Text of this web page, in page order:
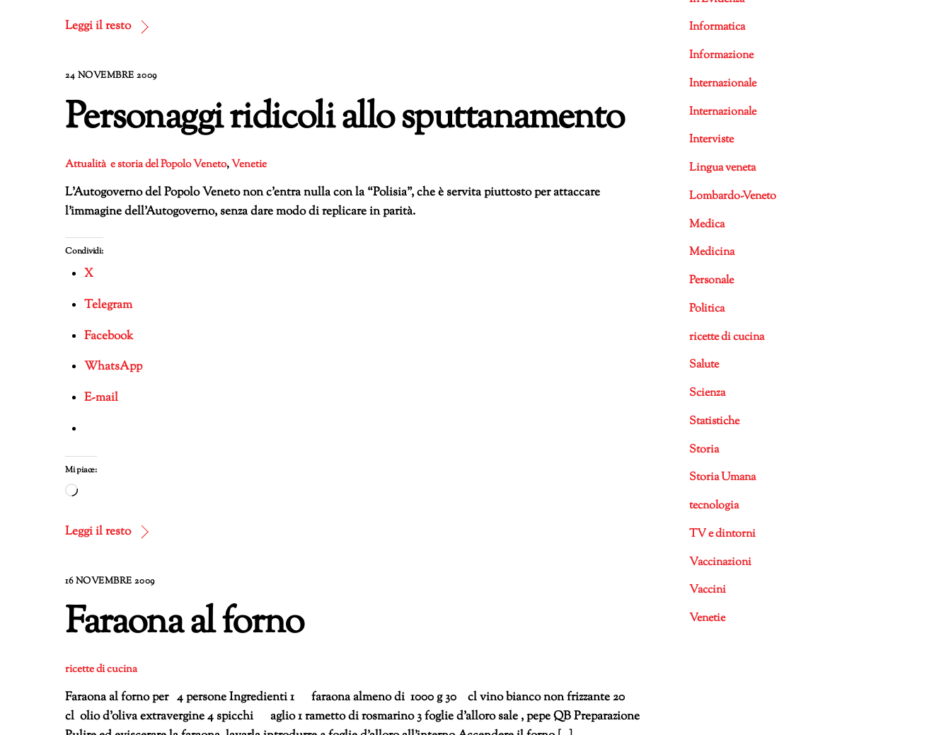
corso…
Leggi il resto
24 NOVEMBRE 2009
Personaggi ridicoli allo sputtanamento
Attualità e storia del Popolo Veneto,Venetie
L’Autogoverno del Popolo Veneto non c’entra nulla con la “Polisia”, che è servita piuttosto per attaccare
l’immagine dell’Autogoverno, senza dare modo di replicare in parità.
Condividi:
X
Telegram
Facebook
WhatsApp
E-mail
Mi piace:
Caricamento
corso…
Leggi il resto
16 NOVEMBRE 2009
Faraona al forno
ricette di cucina
Faraona al forno per 4 persone Ingredienti 1 faraona almeno di 1000 g 30 cl vino bianco non frizzante 20
cl olio d’oliva extravergine 4 spicchi aglio 1 rametto di rosmarino 3 foglie d’alloro sale , pepe QB Preparazione
Informatica
Informazione
Internazionale
Internazionale
Interviste
Lingua veneta
Lombardo-Veneto
Medica
Medicina
Personale
Politica
ricette di cucina
Salute
Scienza
Statistiche
Storia
Storia Umana
tecnologia
TV e dintorni
Vaccinazioni
Vaccini
Venetie